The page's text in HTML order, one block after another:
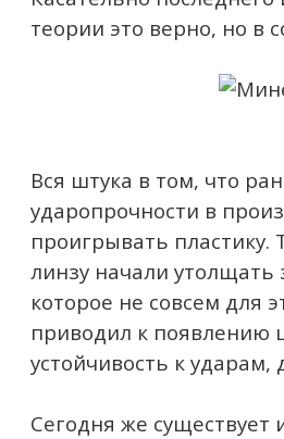
теории это верно, но в
Вся штука в том, что
ударопрочности в
проигрывать
линзу начали утолщать
которое не совсем для
приводил к появлению
устойчивость к
Сегодня же